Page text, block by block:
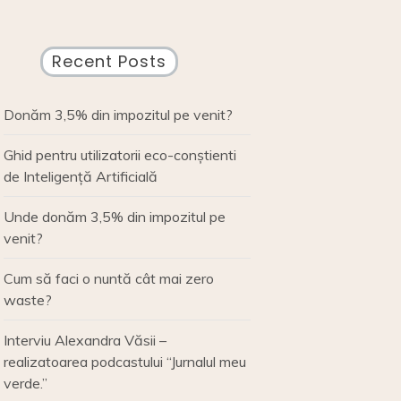
Recent Posts
Donăm 3,5% din impozitul pe venit?
Ghid pentru utilizatorii eco-conștienti
de Inteligență Artificială
Unde donăm 3,5% din impozitul pe
venit?
Cum să faci o nuntă cât mai zero
waste?
Interviu Alexandra Văsii –
realizatoarea podcastului “Jurnalul meu
verde.”